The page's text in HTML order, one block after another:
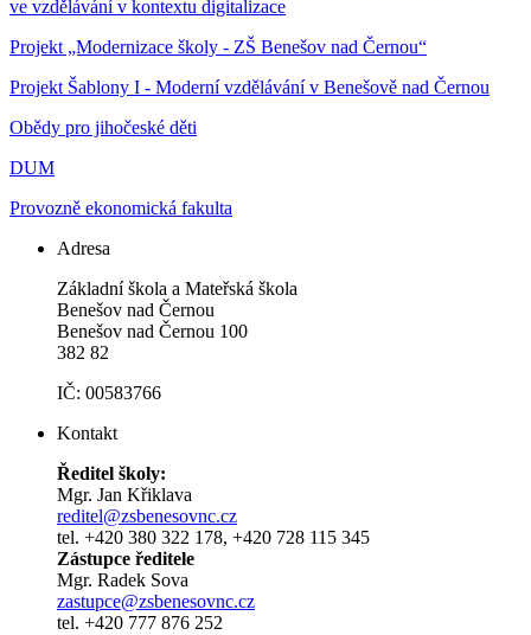
ve vzdělávání v kontextu digitalizace
Projekt „Modernizace školy - ZŠ Benešov nad Černou“
Projekt Šablony I - Moderní vzdělávání v Benešově nad Černou
Obědy pro jihočeské děti
DUM
Provozně ekonomická fakulta
Adresa
Základní škola a Mateřská škola
Benešov nad Černou
Benešov nad Černou 100
382 82
IČ: 00583766
Kontakt
Ředitel školy:
Mgr. Jan Křiklava
reditel@zsbenesovnc.cz
tel. +420 380 322 178, +420 728 115 345
Zástupce ředitele
Mgr. Radek Sova
zastupce@zsbenesovnc.cz
tel. +420 777 876 252